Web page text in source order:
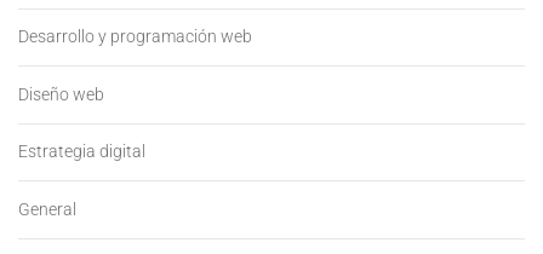
Desarrollo y programación web
Diseño web
Estrategia digital
General